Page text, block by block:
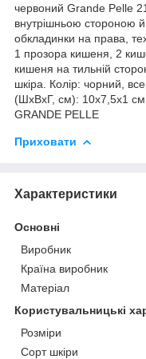
червоний Grande Pelle
внутрішньою стороною
обкладинки на права,
1 прозора кишеня, 2
кишеня на тильній
шкіра. Колір: чорний,
(ШхВхГ, см): 10х7,5х1
GRANDE PELLE
Приховати
Характеристики
Основні
Виробник
Країна виробник
Матеріал
Користувальницькі
Розміри
Сорт шкіри